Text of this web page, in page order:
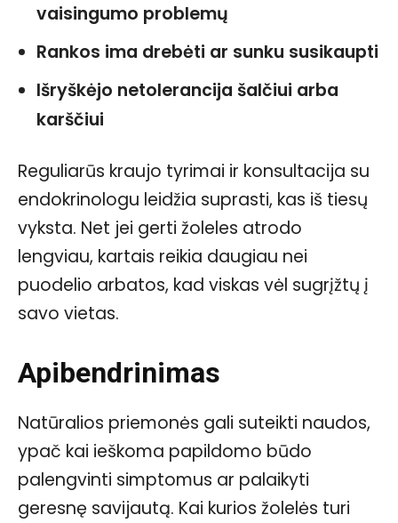
vaisingumo problemų
Rankos ima drebėti ar sunku susikaupti
Išryškėjo netolerancija šalčiui arba
karščiui
Reguliarūs kraujo tyrimai ir konsultacija su
endokrinologu leidžia suprasti, kas iš tiesų
vyksta. Net jei gerti žoleles atrodo
lengviau, kartais reikia daugiau nei
puodelio arbatos, kad viskas vėl sugrįžtų į
savo vietas.
Apibendrinimas
Natūralios priemonės gali suteikti naudos,
ypač kai ieškoma papildomo būdo
palengvinti simptomus ar palaikyti
geresnę savijautą. Kai kurios žolelės turi